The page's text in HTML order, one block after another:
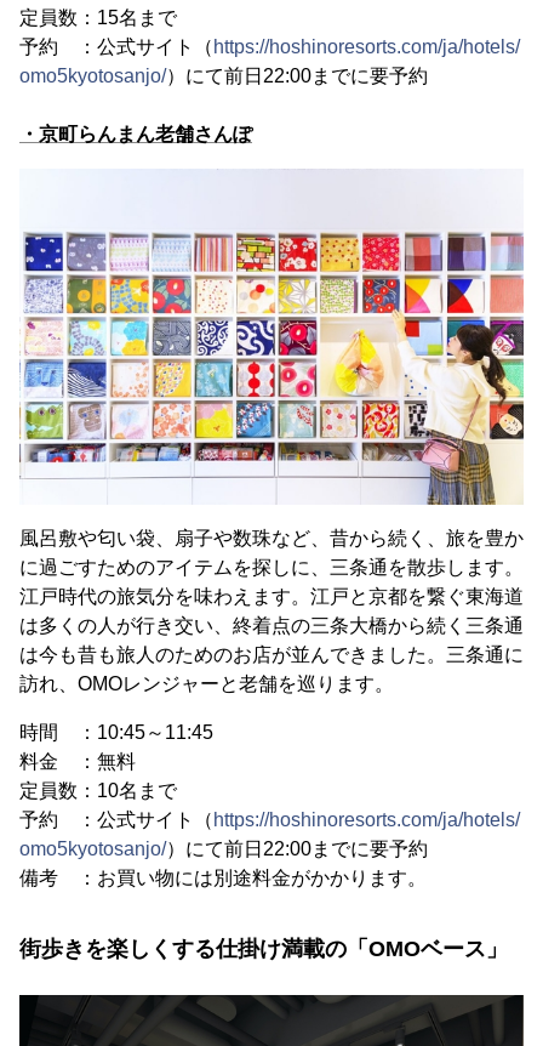
定員数：15名まで
予約 ：公式サイト（ https://hoshinoresorts.com/ja/hotels/
omo5kyotosanjo/）にて前日22:00までに要予約
・京町らんまん老舗さんぽ
風呂敷や匂い袋、扇子や数珠など、昔から続く、旅を豊か
に過ごすためのアイテムを探しに、三条通を散歩します。
江戸時代の旅気分を味わえます。江戸と京都を繋ぐ東海道
は多くの人が行き交い、終着点の三条大橋から続く三条通
は今も昔も旅人のためのお店が並んできました。三条通に
訪れ、OMOレンジャーと老舗を巡ります。
時間 ：10:45～11:45
料金 ：無料
定員数：10名まで
予約 ：公式サイト（ https://hoshinoresorts.com/ja/hotels/
omo5kyotosanjo/）にて前日22:00までに要予約
備考 ：お買い物には別途料金がかかります。
街歩きを楽しくする仕掛け満載の「OMOベース」